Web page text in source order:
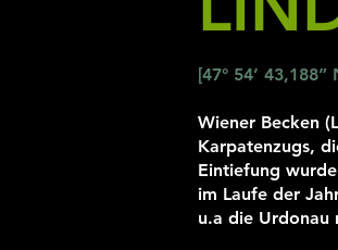
[47° 54’ 43,188”
Wiener Becken
Karpatenzugs,
Eintiefung
im Laufe der
u.a die Urdonau